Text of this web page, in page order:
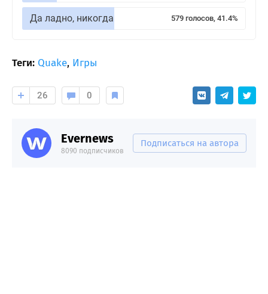
Да ладно, никогда 579 голосов, 41.4%
Теги: Quake, Игры
26 0
Evernews
8090 подписчиков
Подписаться на автора